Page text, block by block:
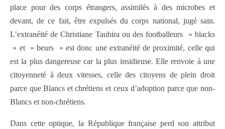
place pour des corps étrangers, assimilés à des microbes et
devant, de ce fait, être expulsés du corps national, jugé sain.
L’extranéité de Christiane Taubira ou des footballeurs » blacks
» et » beurs » est donc une extranéité de proximité, celle qui
est la plus dangereuse car la plus insidieuse. Elle renvoie à une
citoyenneté à deux vitesses, celle des citoyens de plein droit
parce que Blancs et chrétiens et ceux d’adoption parce que non-
Blancs et non-chrétiens.
Dans cette optique, la République française perd son attribut